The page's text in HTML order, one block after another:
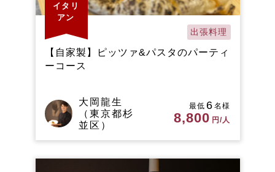
イタリ
アン
出張料理
【自家製】ピッツァ&パスタのパーティ
ーコース
大岡龍生
（東京都杉
並区）
最低 6 名様
8,800 円/人